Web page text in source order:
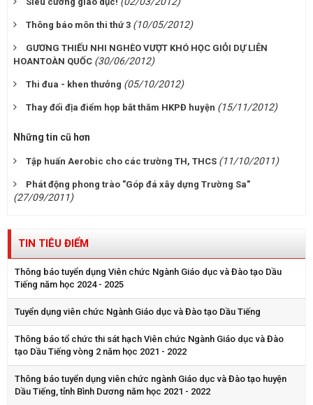
Thông báo môn thi thứ 3 (10/05/2012)
GƯƠNG THIẾU NHI NGHÈO VƯỢT KHÓ HỌC GIỎI DỰ LIÊN
HOANTOÀN QUỐC (30/06/2012)
Thi đua - khen thưởng (05/10/2012)
Thay đổi địa điểm họp bắt thăm HKPĐ huyện (15/11/2012)
Những tin cũ hơn
Tập huấn Aerobic cho các trường TH, THCS (11/10/2011)
Phát động phong trào "Góp đá xây dựng Trường Sa"
(27/09/2011)
TIN TIÊU ĐIỂM
Thông báo tuyển dụng Viên chức Ngành Giáo dục và Đào tạo Dầu
Tiếng năm học 2024 - 2025
Tuyển dụng viên chức Ngành Giáo dục và Đào tạo Dầu Tiếng
Thông báo tổ chức thi sát hạch Viên chức Ngành Giáo dục và Đào
tạo Dầu Tiếng vòng 2 năm học 2021 - 2022
Thông báo tuyển dụng viên chức ngành Giáo dục và Đào tạo huyện
Dầu Tiếng, tỉnh Bình Dương năm học 2021 - 2022